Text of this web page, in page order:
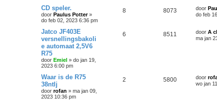
CD speler.
door Paulus Potter»
do feb 02, 2023 6:36 pm
8 8073 door
do feb
Jatco JF403E
versnellingsbakoli
e automaat 2,5V6
R75
door Emiel » do jan 19,
2023 6:00 pm
6 8511 door A
ma jan
Waar is de R75
38ntlj
door rofan » ma jan 09,
2023 10:36 pm
2 5800 door
wo jan